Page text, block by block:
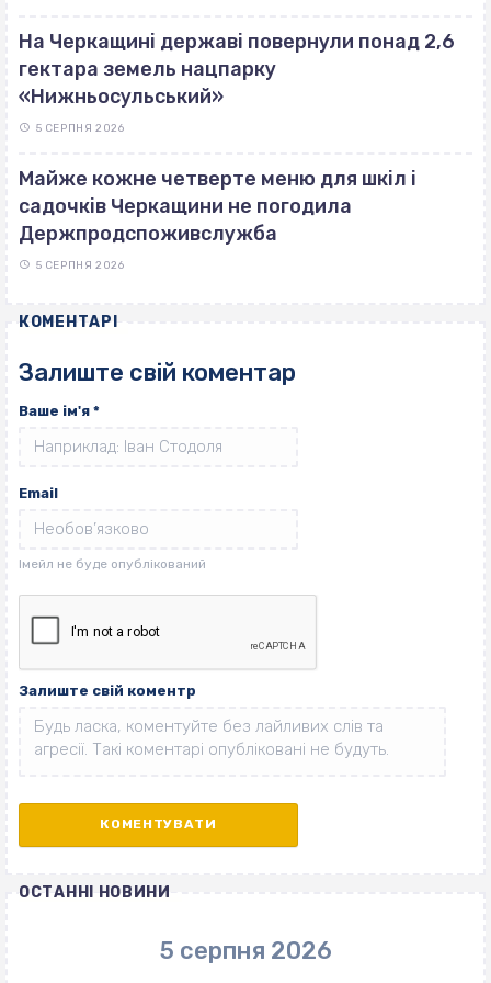
На Черкащині державі повернули понад 2,6
гектара земель нацпарку
«Нижньосульський»
5 СЕРПНЯ 2026
Майже кожне четверте меню для шкіл і
садочків Черкащини не погодила
Держпродспоживслужба
5 СЕРПНЯ 2026
КОМЕНТАРІ
Залиште свій коментар
Ваше ім'я *
Email
Залиште свій коментр
ОСТАННІ НОВИНИ
5 серпня 2026